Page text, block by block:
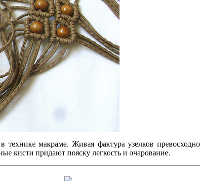
технике макраме. Живая фактура узелков
кисти придают пояску легкость и очарование.